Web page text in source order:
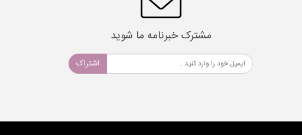
مشترک خبرنامه ما شوید
اشتراک